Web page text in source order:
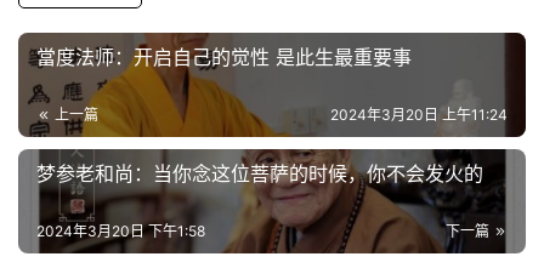
提
专
题
益
當度法师：开启自己的觉性 是此生最重要事
上一篇 2024年3月20日 上午11:24
梦参老和尚：当你念这位菩萨的时候，你不会发火的
下一篇
2024年3月20日 下午1:58